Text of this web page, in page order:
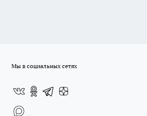
Мы в социальных сетях